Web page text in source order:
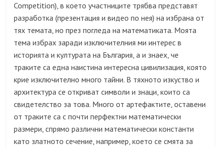
Competition), в което участниците трябва представят
разработка (презентация и видео по нея) на избрана от
тях темата, но през погледа на математиката. Моята
тема избрах заради изключителния ми интерес в
историята и културата на България, а и знаех, че
траките са една наистина интересна цивилизация, която
крие изключително много тайни. В тяхното изкуство и
архитектура се откриват символи и знаци, които са
свидетелство за това. Много от артефактите, оставени
от траките са с почти перфектни математически
размери, спрямо различни математически константи
като златното сечение, например, което се смята за